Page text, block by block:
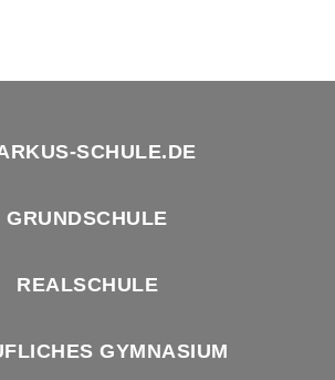
SCHULE.DE
GRUNDSCHULE
REALSCHULE
GYMNASIUM